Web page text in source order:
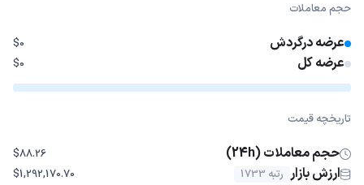
حجم معاملات
عرضه درگردش $0
عرضه کل $0
تاریخچه قیمت
حجم معاملات (24h) $88.26
ارزش بازار رتبه 1733 $1,292,170.70